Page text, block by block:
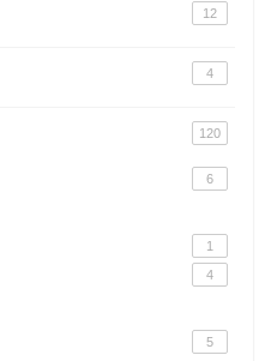
12
4
120
6
1
4
5